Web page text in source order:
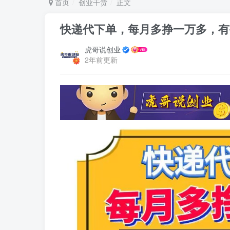
首页 创业干货 正文
快递代下单，每月多挣一万多，
虎哥说创业
2年前更新